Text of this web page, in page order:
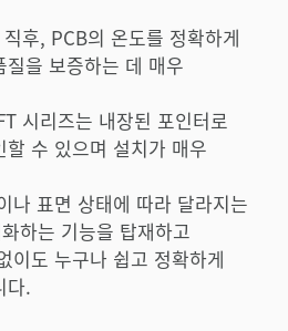
후, PCB의 온도를 정확하게
을 보증하는 데 매우
시리즈는 내장된 포인터로
수 있으며 설치가 매우
나 표면 상태에 따라 달라지는
하는 기능을 탑재하고
이도 누구나 쉽고 정확하게
다.